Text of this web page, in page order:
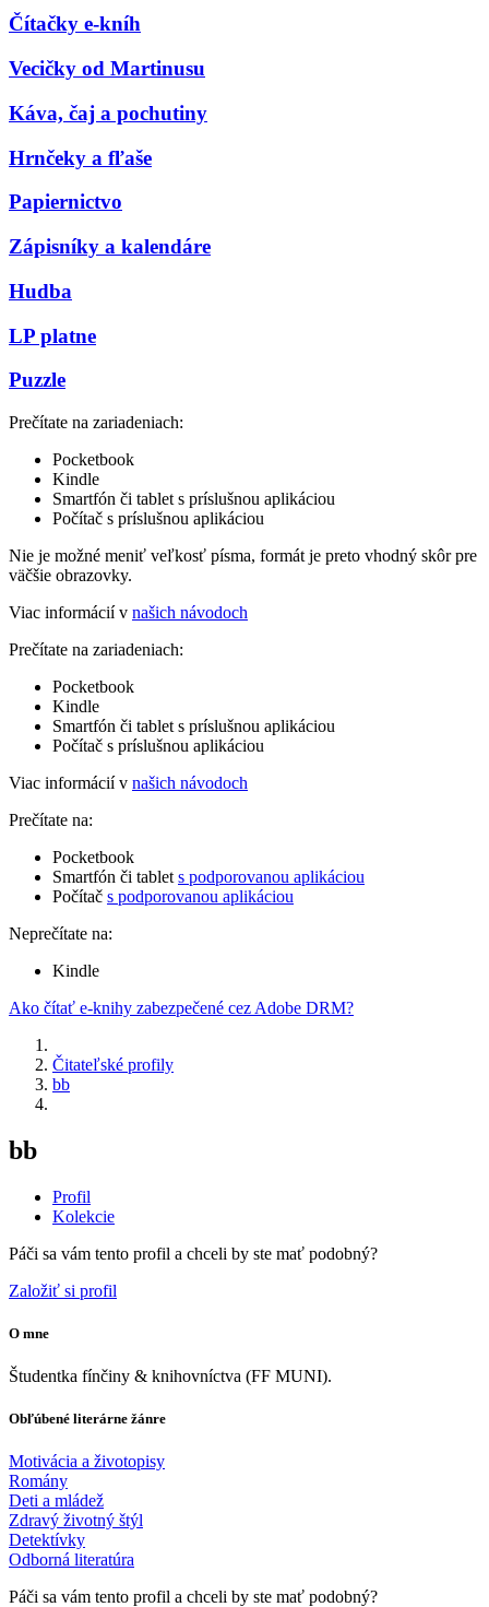
Čítačky e-kníh
Vecičky od Martinusu
Káva, čaj a pochutiny
Hrnčeky a fľaše
Papiernictvo
Zápisníky a kalendáre
Hudba
LP platne
Puzzle
Prečítate na zariadeniach:
Pocketbook
Kindle
Smartfón či tablet s príslušnou aplikáciou
Počítač s príslušnou aplikáciou
Nie je možné meniť veľkosť písma, formát je preto vhodný skôr pre
väčšie obrazovky.
Viac informácií v našich návodoch
Prečítate na zariadeniach:
Pocketbook
Kindle
Smartfón či tablet s príslušnou aplikáciou
Počítač s príslušnou aplikáciou
Viac informácií v našich návodoch
Prečítate na:
Pocketbook
Smartfón či tablet s podporovanou aplikáciou
Počítač s podporovanou aplikáciou
Neprečítate na:
Kindle
Ako čítať e-knihy zabezpečené cez Adobe DRM?
Čitateľské profily
bb
bb
Profil
Kolekcie
Páči sa vám tento profil a chceli by ste mať podobný?
Založiť si profil
O mne
Študentka fínčiny & knihovníctva (FF MUNI).
Obľúbené literárne žánre
Motivácia a životopisy
Romány
Deti a mládež
Zdravý životný štýl
Detektívky
Odborná literatúra
Páči sa vám tento profil a chceli by ste mať podobný?